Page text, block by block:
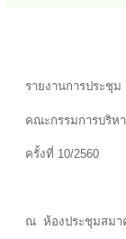
รายงานการประชุม
คณะกรรมการบริห
ครั้งที่ 10/2560
วันจั
ณ ห้องประชุมสมา